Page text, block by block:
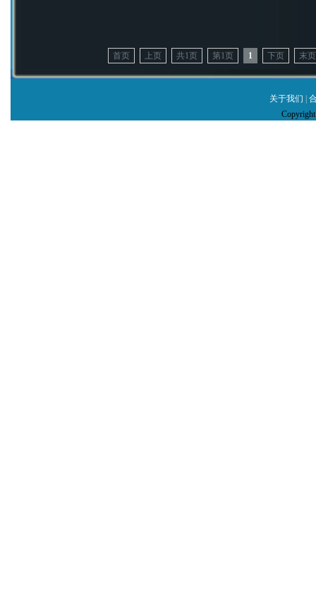
首页 上页 共1页 第1页 1 下页 末页
关于我们